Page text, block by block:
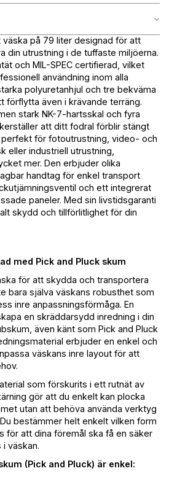
väska på 79 liter designad för att
din utrustning i de tuffaste miljöerna.
och MIL-SPEC certifierad, vilket
användning inom alla
polyuretanhjul och tre bekväma
förflytta även i krävande terräng.
stark NK-7-hartsskal och fyra
att ditt fodral förblir stängt
för fotoutrustning, video- och
eller industriell utrustning,
mer. Den erbjuder olika
handtag för enkel transport
och ett integrerat
paneler. Med sin livstidsgaranti
skydd och tillförlitlighet för din
med Pick and Pluck skum
för att skydda och transportera
bara själva väskans robusthet som
inre anpassningsförmåga. En
en skräddarsydd inredning i din
även känt som Pick and Pluck
erbjuder en enkel och
väskans inre layout för att
som förskurits i ett rutnät av
gör att du enkelt kan plocka
utan att behöva använda verktyg
bestämmer helt enkelt vilken form
för att dina föremål ska få en säker
väskan.
(Pick and Pluck) är enkel: